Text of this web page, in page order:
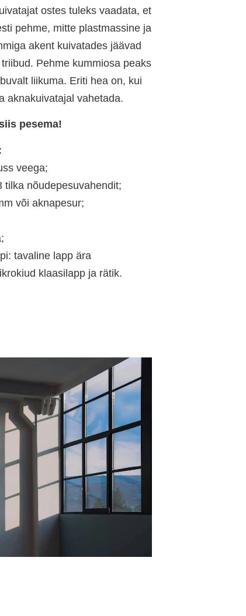
ostes tuleks vaadata, et
pehme, mitte plastmassine ja
akent kuivatades jäävad
Pehme kummiosa peaks
liikuma. Eriti hea on, kui
aknakuivatajal vahetada.
pesema!
veega;
tilka nõudepesuvahendit;
või aknapesur;
tavaline lapp ära
klaasilapp ja rätik.